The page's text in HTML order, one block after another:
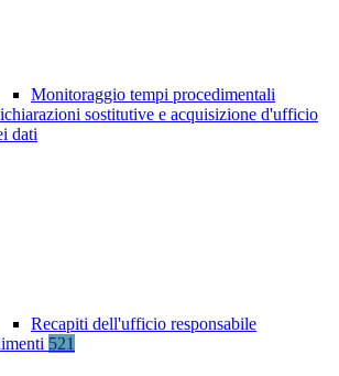
Monitoraggio tempi procedimentali
sostitutive e acquisizione d'ufficio
dati
Recapiti dell'ufficio responsabile
521